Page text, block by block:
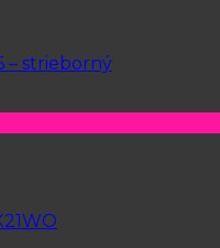
– strieborný